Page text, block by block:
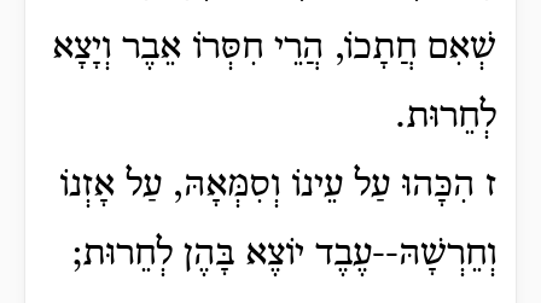
שְׁאִם חֲתָכוֹ, הֲרֵי חִסְּרוֹ אֵבֶר וְיָצָא
לְחֵרוּת.
ז הִכָּהוּ עַל עֵינוֹ וְסִמְּאָהּ, עַל אָזְנוֹ
וְחֵרְשָׁהּ--עֶבֶד יוֹצֶא בָּהֶן לְחֵרוּת;